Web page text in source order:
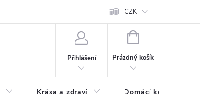
Prohlášení o ochraně osobních údajů
CZK
Přihlášení
NÁKUPNÍ
Prázdný košík
Krása a zdraví Domácí komfort